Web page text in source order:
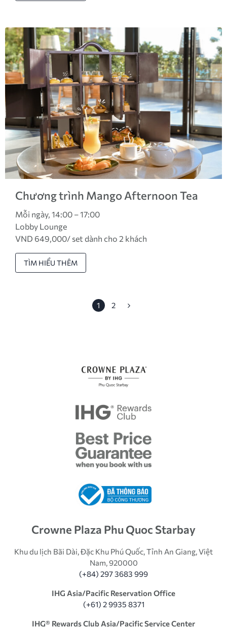
Chương trình Mango Afternoon Tea
Mỗi ngày, 14:00 – 17:00
Lobby Lounge
VND 649,000/ set dành cho 2 khách
TÌM HIỂU THÊM
1 2
Crowne Plaza Phu Quoc Starbay
Khu du lịch Bãi Dài, Đặc Khu Phú Quốc, Tỉnh An Giang, Việt
Nam, 920000
(+84) 297 3683 999
IHG Asia/Pacific Reservation Office
(+61) 2 9935 8371
IHG®️ Rewards Club Asia/Pacific Service Center